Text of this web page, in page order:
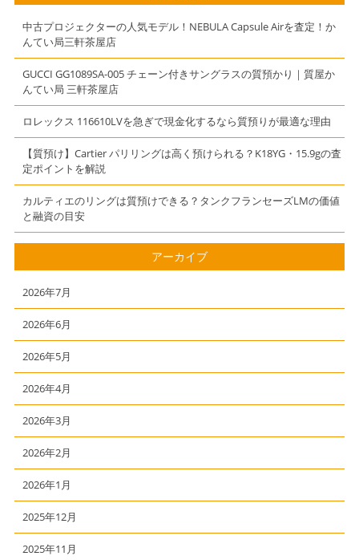
ロー】
ルティクレ
中古プロジェクターの人気モデル！NEBULA Capsule Airを査定！か
んてい局三軒茶屋店
GUCCI GG1089SA-005 チェーン付きサングラスの質預かり｜質屋か
んてい局 三軒茶屋店
ロレックス 116610LVを急ぎで現金化するなら質預りが最適な理由
【質預け】Cartier パリリングは高く預けられる？K18YG・15.9gの査
定ポイントを解説
カルティエのリングは質預けできる？タンクフランセーズLMの価値
と融資の目安
アーカイブ
2026年7月
2026年6月
2026年5月
2026年4月
2026年3月
2026年2月
2026年1月
2025年12月
2025年11月